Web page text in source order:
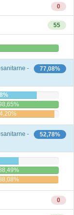
0
55
77,08%
-
52,78%
-
0